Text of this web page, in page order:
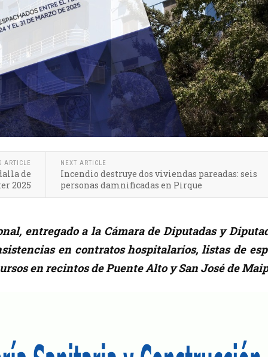
ARTICLE
de
2025
NEXT ARTICLE
Incendio destruye dos viviendas pareadas: seis
personas damnificadas en Pirque
entregado a la Cámara de Diputadas y
en contratos hospitalarios, listas de
en recintos de Puente Alto y San José de